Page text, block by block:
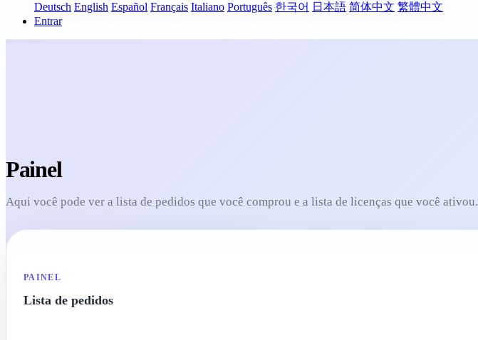
Deutsch English Español Français Italiano Português 한국어 日本語 简体中文 繁體中文
Entrar
Painel
Aqui você pode ver a lista de pedidos que você comprou e a lista de licenças que você ativou.
PAINEL
Lista de pedidos